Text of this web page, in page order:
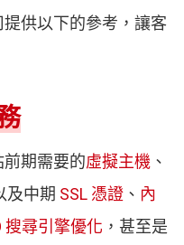
供以下的參考，讓客
期需要的虛擬主機 、
及中期 SSL 憑證 、 內
搜尋引擎優化 ，甚至是